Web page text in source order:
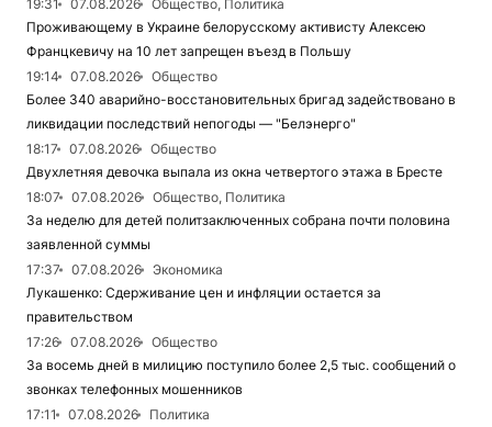
19:31
07.08.2026
Общество, Политика
Проживающему в Украине белорусскому активисту Алексею
Францкевичу на 10 лет запрещен въезд в Польшу
19:14
07.08.2026
Общество
Более 340 аварийно-восстановительных бригад задействовано в
ликвидации последствий непогоды — "Белэнерго"
18:17
07.08.2026
Общество
Двухлетняя девочка выпала из окна четвертого этажа в Бресте
18:07
07.08.2026
Общество, Политика
За неделю для детей политзаключенных собрана почти половина
заявленной суммы
17:37
07.08.2026
Экономика
Лукашенко: Сдерживание цен и инфляции остается за
правительством
17:26
07.08.2026
Общество
За восемь дней в милицию поступило более 2,5 тыс. сообщений о
звонках телефонных мошенников
17:11
07.08.2026
Политика